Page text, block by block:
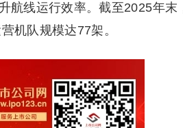
航线运行效率。截至2025年末
机队规模达77架。